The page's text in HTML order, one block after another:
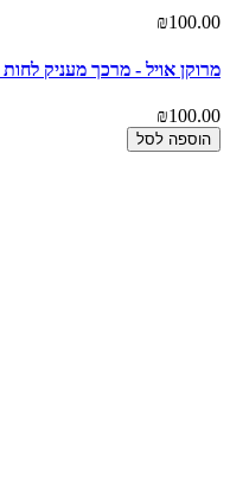
₪100.00
מרוקן אויל - מרכך מעניק לחות - 250
₪100.00
הוספה לסל